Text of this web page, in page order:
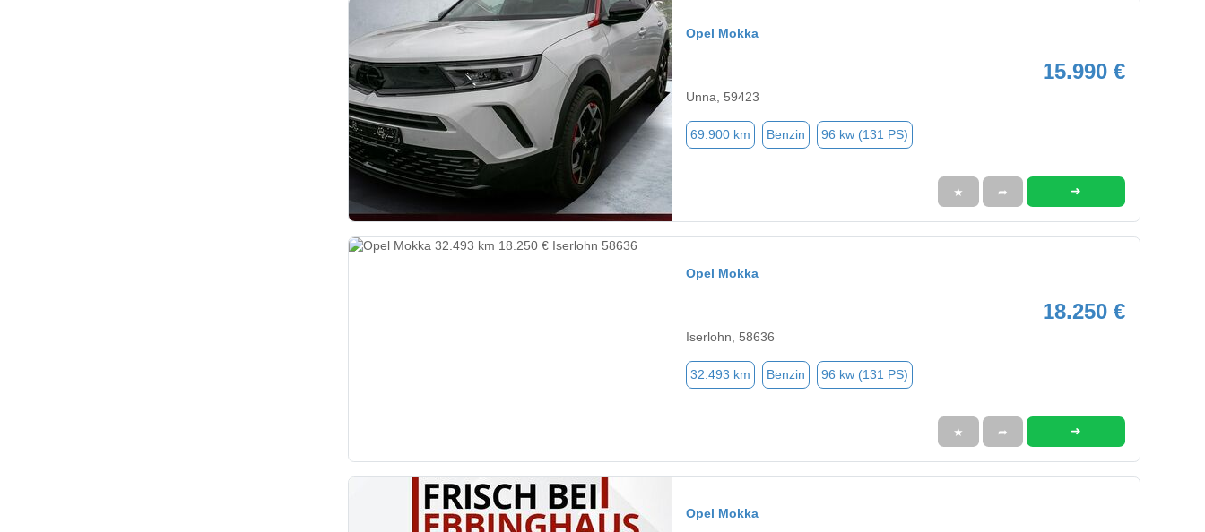
Opel Mokka
15.990 €
Unna, 59423
69.900 km Benzin 96 kw (131 PS)
★ ➦ ➜
Opel Mokka
18.250 €
Iserlohn, 58636
32.493 km Benzin 96 kw (131 PS)
★ ➦ ➜
Opel Mokka